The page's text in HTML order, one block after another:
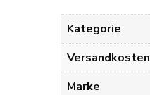
Kategorie
Versandkosten
Marke